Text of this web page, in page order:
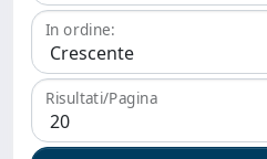
In ordine:
Risultati/Pagina